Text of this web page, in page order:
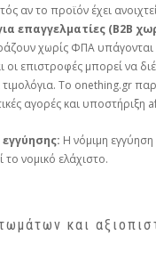
αν το προϊόν έχει
επαγγελματίες (B2B
χωρίς ΦΠΑ υπάγονται
οι επιστροφές μπορεί να
Το onething.gr
αγορές και υποστήριξη
Η νόμιμη εγγύηση
νομικό ελάχιστο.
και